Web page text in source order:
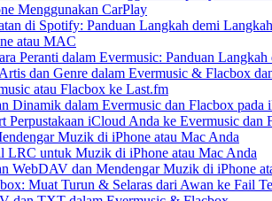
Menggunakan CarPlay
di Spotify: Panduan Langkah demi
atau MAC
Peranti dalam Evermusic: Panduan
dan Genre dalam Evermusic & Flacbox
atau Flacbox ke Last.fm
Dinamik dalam Evermusic dan Flacbox pada
iCloud Anda ke Evermusic dan
Muzik di iPhone atau Mac Anda
LRC untuk Muzik di iPhone atau Mac Anda
WebDAV dan Mendengar Muzik di iPhone
Muat Turun & Selaras dari Awan ke Fail